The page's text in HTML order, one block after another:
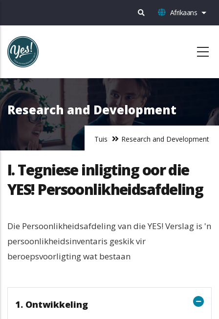
to
main
content
Afrikaans List
Research and Development
Tuis Research and Development
I. Tegniese inligting oor die
YES! Persoonlikheidsafdeling
Die Persoonlikheidsafdeling van die YES! Verslag is 'n
persoonlikheidsinventaris geskik vir
beroepsvoorligting wat bestaan
1. Ontwikkeling